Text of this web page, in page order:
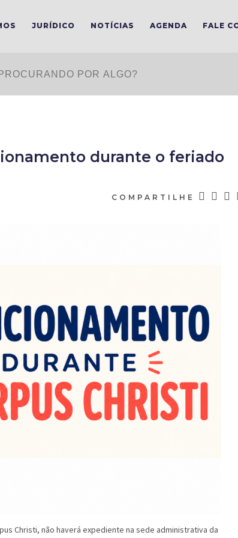
JURÍDICO NOTÍCIAS AGENDA FALE
durante o feriado
COMPARTILHE
Christi, não haverá expediente na sede administrativa da